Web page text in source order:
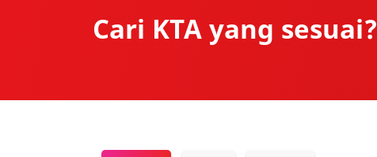
Cari KTA yang sesuai?